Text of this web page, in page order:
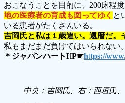
おこなうことを目的に、200床程
地の医療者の育成も図ってゆく と
いる患者がたくさんいる。
吉岡氏と私は１歳違い。還暦だ。
私もまだまだ負けてはいられない。
＊ジャパンハートHP☛https://
中央：吉岡氏、右：西垣氏